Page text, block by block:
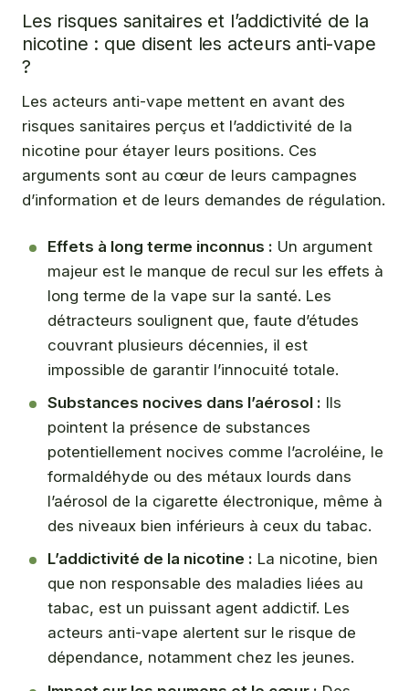
Les risques sanitaires et l’addictivité de la
nicotine : que disent les acteurs anti-vape
?
Les acteurs anti-vape mettent en avant des
risques sanitaires perçus et l’addictivité de la
nicotine pour étayer leurs positions. Ces
arguments sont au cœur de leurs campagnes
d’information et de leurs demandes de régulation.
Effets à long terme inconnus : Un argument
majeur est le manque de recul sur les effets à
long terme de la vape sur la santé. Les
détracteurs soulignent que, faute d’études
couvrant plusieurs décennies, il est
impossible de garantir l’innocuité totale.
Substances nocives dans l’aérosol : Ils
pointent la présence de substances
potentiellement nocives comme l’acroléine, le
formaldéhyde ou des métaux lourds dans
l’aérosol de la cigarette électronique, même à
des niveaux bien inférieurs à ceux du tabac.
L’addictivité de la nicotine : La nicotine, bien
que non responsable des maladies liées au
tabac, est un puissant agent addictif. Les
acteurs anti-vape alertent sur le risque de
dépendance, notamment chez les jeunes.